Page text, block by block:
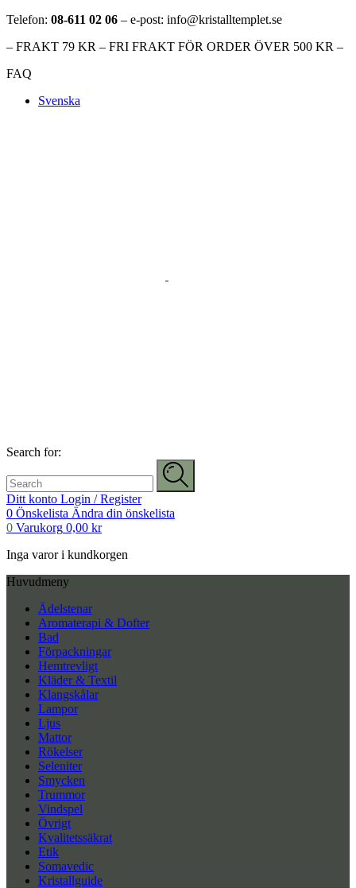
Telefon: 08-611 02 06 – e-post: info@kristalltemplet.se
– FRAKT 79 KR – FRI FRAKT FÖR ORDER ÖVER 500 KR –
FAQ
Svenska
Search for:
Ditt konto Login / Register
0 Önskelista Ändra din önskelista
0 Varukorg 0,00 kr
Inga varor i kundkorgen
Huvudmeny
Ädelstenar
Aromaterapi & Dofter
Bad
Förpackningar
Hemtrevligt
Kläder & Textil
Klangskålar
Lampor
Ljus
Mattor
Rökelser
Seleniter
Smycken
Trummor
Vindspel
Övrigt
Kvalitetssäkrat
Etik
Somavedic
Kristallguide